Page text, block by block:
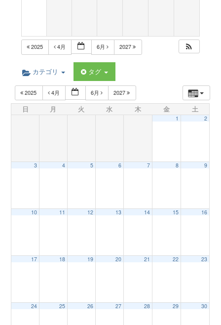
o
2025 4月 6月 2027
カテゴリ タグ
2025 4月 6月 2027
日 月 火 水 木 金 土
1 2
3 4 5 6 7 8 9
10 11 12 13 14 15 16
17 18 19 20 21 22 23
24 25 26 27 28 29 30